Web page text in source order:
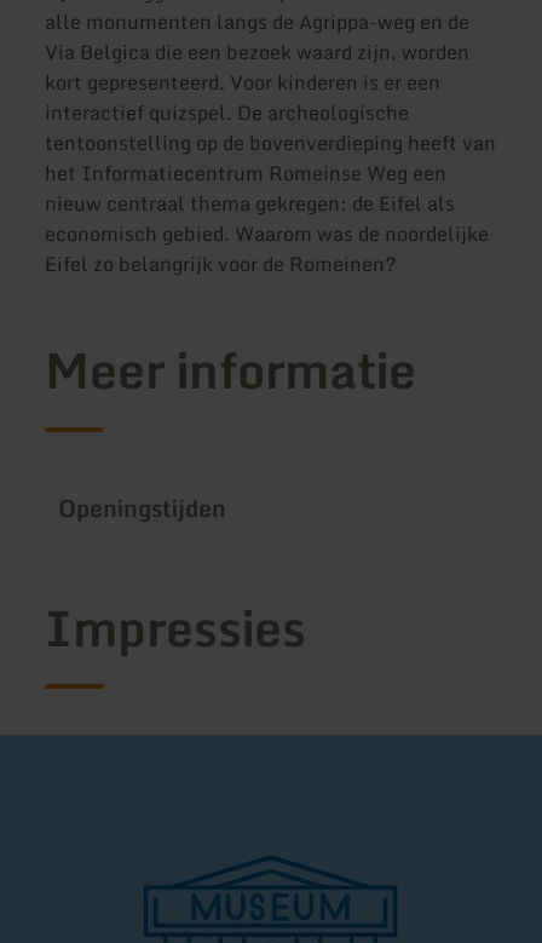
alle monumenten langs de Agrippa-weg en de
Via Belgica die een bezoek waard zijn, worden
kort gepresenteerd. Voor kinderen is er een
interactief quizspel. De archeologische
tentoonstelling op de bovenverdieping heeft van
het Informatiecentrum Romeinse Weg een
nieuw centraal thema gekregen: de Eifel als
economisch gebied. Waarom was de noordelijke
Eifel zo belangrijk voor de Romeinen?
Meer informatie
Openingstijden
Impressies